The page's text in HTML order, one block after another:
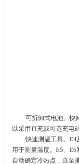
可拆卸式电池。快
以采用直充或可选充电
快速测温工具。 E4
用于测量温度。 E5、 E6
自动确定冷热点，直至